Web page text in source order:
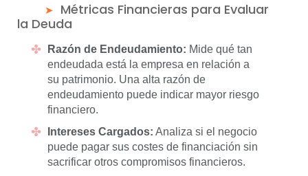
Métricas Financieras para Evaluar
la Deuda
Razón de Endeudamiento: Mide qué tan
endeudada está la empresa en relación a
su patrimonio. Una alta razón de
endeudamiento puede indicar mayor riesgo
financiero.
Intereses Cargados: Analiza si el negocio
puede pagar sus costes de financiación sin
sacrificar otros compromisos financieros.